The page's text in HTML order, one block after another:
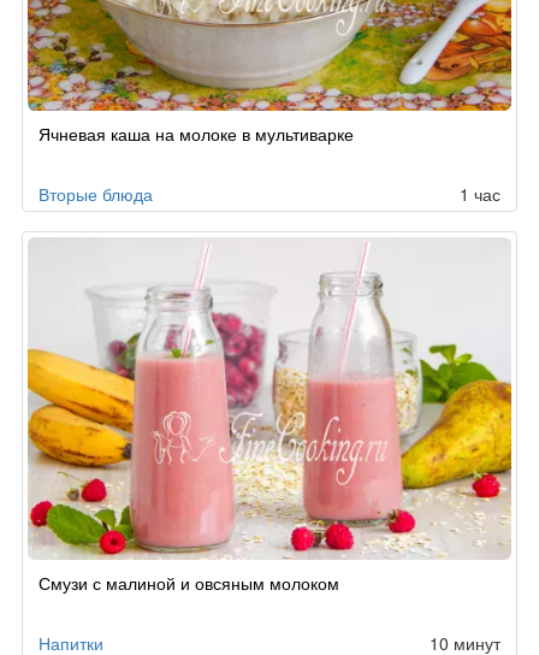
Ячневая каша на молоке в мультиварке
Вторые блюда 1 час
Смузи с малиной и овсяным молоком
Напитки 10 минут